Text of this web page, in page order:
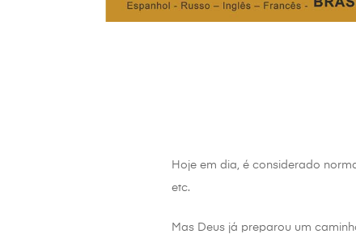
Hoje em dia, é considerado
etc.
Mas Deus já preparou um